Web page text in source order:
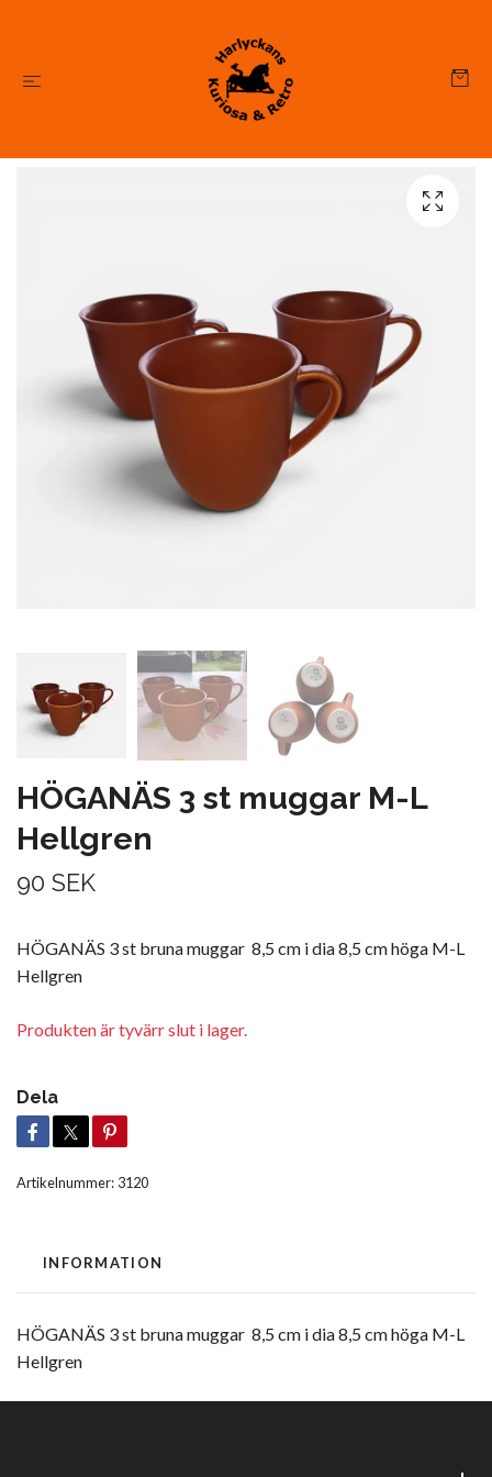
HÖGANÄS 3 st muggar M-L
Hellgren
90 SEK
HÖGANÄS 3 st bruna muggar 8,5 cm i dia 8,5 cm höga M-L
Hellgren
Produkten är tyvärr slut i lager.
Dela
Artikelnummer: 3120
INFORMATION
HÖGANÄS 3 st bruna muggar 8,5 cm i dia 8,5 cm höga M-L
Hellgren